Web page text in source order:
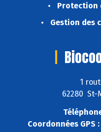
Protection
Gestion des
1
62280 St-
Coordonnées GPS :